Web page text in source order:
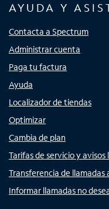
AYUDA Y
Contacta a Spectrum
Administrar cuenta
Paga tu factura
Ayuda
Localizador de tiendas
Optimizar
Cambia de plan
Tarifas de servicio y avisos
Transferencia de
Informar llamadas no